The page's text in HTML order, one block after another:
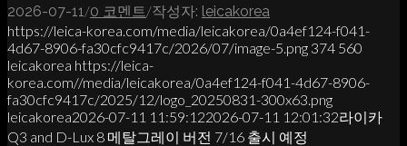
2026-07-11 /0 코멘트 /작성자: leicakorea
https://leica-korea.com/media/leicakorea/0a4ef124-f041-
4d67-8906-fa30cfc9417c/2026/07/image-5.png 374 560
leicakorea https://leica-
korea.com//media/leicakorea/0a4ef124-f041-4d67-8906-
fa30cfc9417c/2025/12/logo_20250831-300x63.png
leicakorea2026-07-11 11:59:122026-07-11 12:01:32라이카
Q3 and D-Lux 8 메탈그레이 버전 7/16 출시 예정